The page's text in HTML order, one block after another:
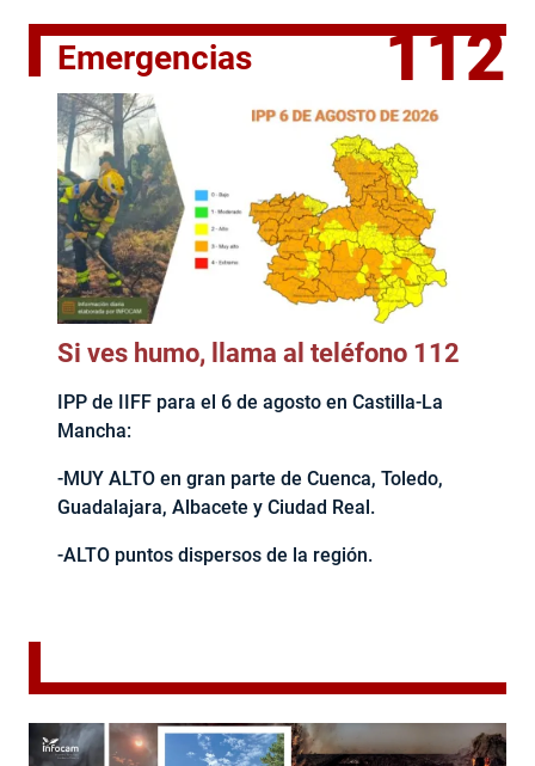
Emergencias 112
Si ves humo, llama al teléfono 112
IPP de IIFF para el 6 de agosto en Castilla-La
Mancha:
-MUY ALTO en gran parte de Cuenca, Toledo,
Guadalajara, Albacete y Ciudad Real.
-ALTO puntos dispersos de la región.